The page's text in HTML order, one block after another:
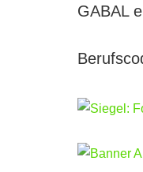
GABAL